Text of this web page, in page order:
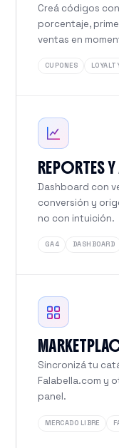
Creá códigos
porcentaje,
ventas en
CUPONES
REPORTES
Dashboard con
conversión y
no con intuición.
GA4 DASHBOARD
Sincronizá tu
Falabella.com y
panel.
MERCADO LIBRE